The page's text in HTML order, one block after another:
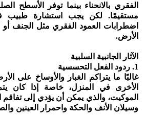
الفقري بالانحناء بينما توفر الأسطح
مستقيمًا. لكن يجب استشارة طبيب
اضطرابات العمود الفقري مثل الجنف
الأرض.
الآثار الجانبية السلبية
1. ردود الفعل التحسسية
غالبًا ما يتراكم الغبار والأوساخ على
الأخرى في المنزل، خاصة إذا كان
الموكيت، والذي يمكن أن يؤدي إلى
وسيلان الأنف والحكة واحمرار العينين